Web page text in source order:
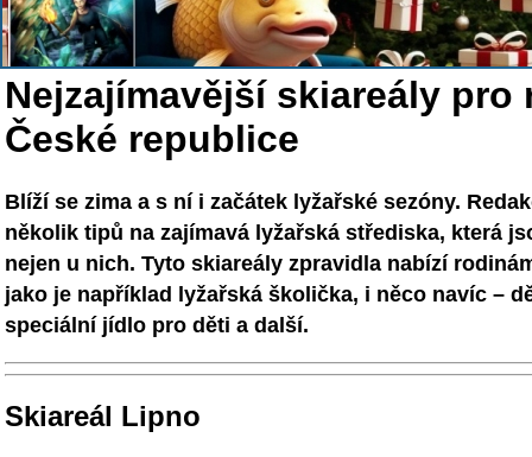
Nejzajímavější skiareály
České republice
Blíží se zima a s ní i začátek lyžařské sezóny.
několik tipů na zajímavá lyžařská střediska, která
nejen u nich. Tyto skiareály zpravidla nabízí
jako je například lyžařská školička, i něco navíc –
speciální jídlo pro děti a další.
Skiareál Lipno